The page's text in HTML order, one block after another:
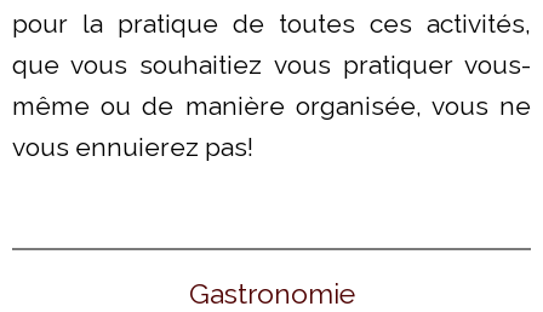
pour la pratique de toutes ces activités,
que vous souhaitiez vous pratiquer vous-
même ou de manière organisée, vous ne
vous ennuierez pas!
Gastronomie